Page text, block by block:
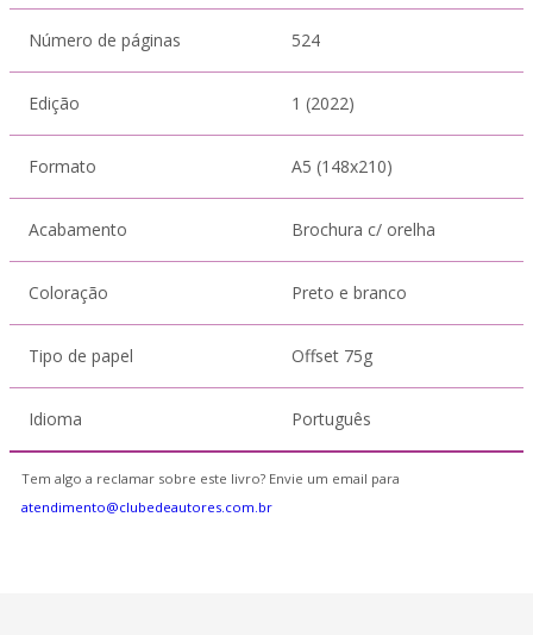
Número de páginas 524
Edição 1 (2022)
Formato A5 (148x210)
Acabamento Brochura c/ orelha
Coloração Preto e branco
Tipo de papel Offset 75g
Idioma Português
Tem algo a reclamar sobre este livro? Envie um email para
atendimento@clubedeautores.com.br